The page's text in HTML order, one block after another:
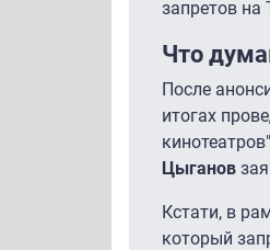
запретов на
Что
После
итогах
Цыганов
Кстати, в
который